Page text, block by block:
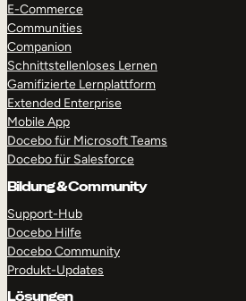
E-Commerce
Communities
Companion
Schnittstellenloses Lernen
Gamifizierte Lernplattform
Extended Enterprise
Mobile App
Docebo für Microsoft Teams
Docebo für Salesforce
Bildung & Community
Support-Hub
Docebo Hilfe
Docebo Community
Produkt-Updates
Lösungen